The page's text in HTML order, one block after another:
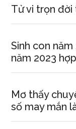
Tử vi trọn đời
Sinh con
năm 2023
Mơ thấy
ѕố may mắn